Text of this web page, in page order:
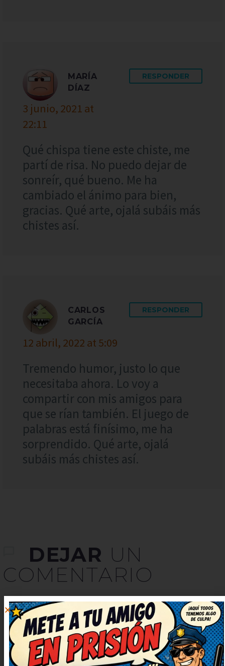
MARÍA
DÍAZ
3 junio, 2021 at
22:11
RESPONDER
Qué chispa tiene este chiste, me
partí de risa. No puedo dejar de
sonreír, qué bueno. Me ha
cambiado el ánimo para bien,
gracias. Qué arte, ojalá subáis más
chistes así.
CARLOS
GARCÍA
12 abril, 2022 at 5:09
RESPONDER
Tremendo humor, justo lo que
necesitaba ahora. Lo voy a
compartir con mis amigos para
que se rían también. El juego de
palabras está finísimo, me ha
sorprendido. Qué arte, ojalá
subáis más chistes así.
DEJAR UN
COMENTARIO